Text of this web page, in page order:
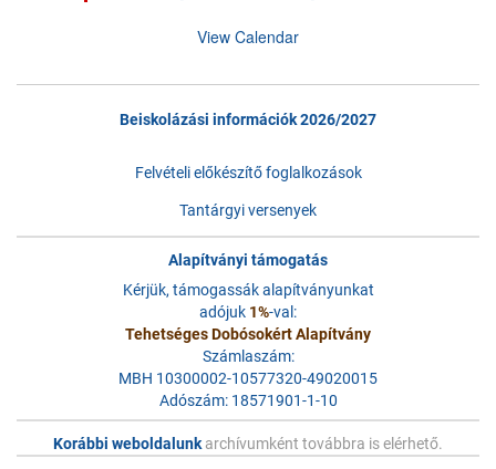
View Calendar
Beiskolázási információk 2026/2027
Felvételi előkészítő foglalkozások
Tantárgyi versenyek
Alapítványi támogatás
Kérjük, támogassák alapítványunkat
adójuk 1%-val:
Tehetséges Dobósokért Alapítvány
Számlaszám:
MBH 10300002-10577320-49020015
Adószám: 18571901-1-10
Korábbi weboldalunk archívumként továbbra is elérhető.